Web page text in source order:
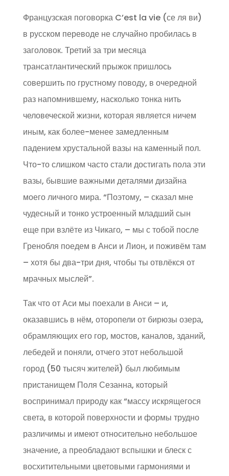
Французская поговорка C’est la vie (се ля ви)
в русском переводе не случайно пробилась в
заголовок. Третий за три месяца
трансатлантический прыжок пришлось
совершить по грустному поводу, в очередной
раз напомнившему, насколько тонка нить
человеческой жизни, которая является ничем
иным, как более-менее замедленным
падением хрустальной вазы на каменный пол.
Что-то слишком часто стали достигать пола эти
вазы, бывшие важными деталями дизайна
моего личного мира. “Поэтому, – сказал мне
чудесный и тонко устроенный младший сын
еще при взлёте из Чикаго, – мы с тобой после
Гренобля поедем в Анси и Лион, и поживём там
– хотя бы два-три дня, чтобы ты отвлёкся от
мрачных мыслей”.
Так что от Аси мы поехали в Анси – и,
оказавшись в нём, оторопели от бирюзы озера,
обрамляющих его гор, мостов, каналов, зданий,
лебедей и поняли, отчего этот небольшой
город (50 тысяч жителей) был любимым
пристанищем Поля Сезанна, который
воспринимал природу как “массу искрящегося
света, в которой поверхности и формы трудно
различимы и имеют относительно небольшое
значение, а преобладают вспышки и блеск с
восхитительными цветовыми гармониями и